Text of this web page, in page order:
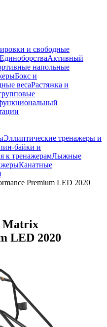
и свободные
ЕдиноборстваАктивный
напольные
Бокс и
весаРастяжка и
Эллиптические тренажеры и
байки и
к тренажерамЛыжные
Канатные
Premium LED 2020
Matrix
LED 2020